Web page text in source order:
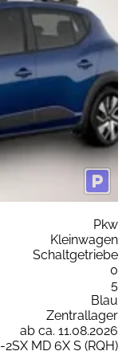
Pkw
Kleinwagen
Schaltgetriebe
0
5
Blau
Zentrallager
ab ca. 11.08.2026
2SX MD 6X S (RQH)